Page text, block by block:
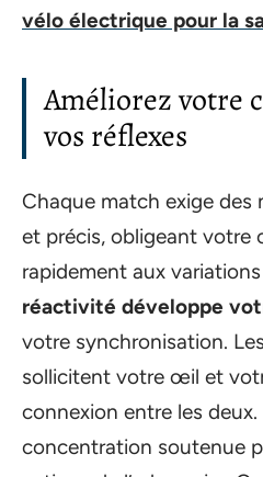
vélo électrique pour la
Améliorez votre
vos réflexes
Chaque match exige des
et précis, obligeant votre
rapidement aux
réactivité développe
votre synchronisation.
sollicitent votre œil et
connexion entre les
concentration soutenue